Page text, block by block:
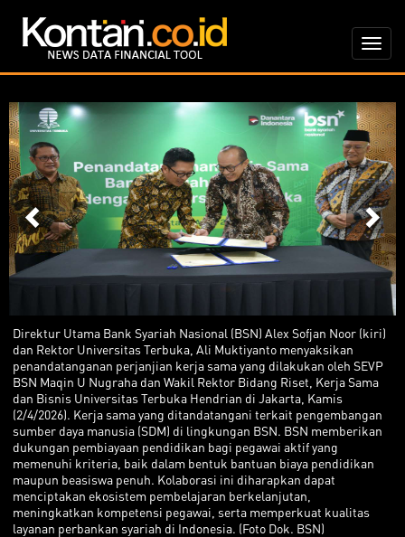
Direktur Utama Bank Syariah Nasional (BSN) Alex Sofjan Noor (kiri)
dan Rektor Universitas Terbuka, Ali Muktiyanto menyaksikan
penandatanganan perjanjian kerja sama yang dilakukan oleh SEVP
BSN Maqin U Nugraha dan Wakil Rektor Bidang Riset, Kerja Sama
dan Bisnis Universitas Terbuka Hendrian di Jakarta, Kamis
(2/4/2026). Kerja sama yang ditandatangani terkait pengembangan
sumber daya manusia (SDM) di lingkungan BSN. BSN memberikan
dukungan pembiayaan pendidikan bagi pegawai aktif yang
memenuhi kriteria, baik dalam bentuk bantuan biaya pendidikan
maupun beasiswa penuh. Kolaborasi ini diharapkan dapat
menciptakan ekosistem pembelajaran berkelanjutan,
meningkatkan kompetensi pegawai, serta memperkuat kualitas
layanan perbankan syariah di Indonesia. (Foto Dok. BSN)
Previous